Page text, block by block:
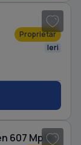
Proprietar
Ieri
Casă individuală cu 7 camere cu Teren 607 Mp în Nord-Est